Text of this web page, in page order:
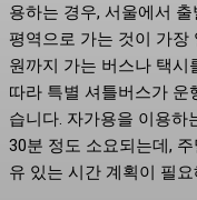
용하는 경우, 서울에서
평역으로 가는 것이 가장
원까지 가는 버스나 택시
따라 특별 셔틀버스가 운
습니다. 자가용을 이용하
30분 정도 소요되는데,
유 있는 시간 계획이 필요